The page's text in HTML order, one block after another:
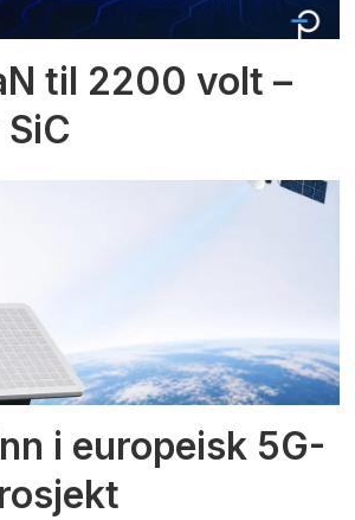
til 2200 volt –
i europeisk 5G-